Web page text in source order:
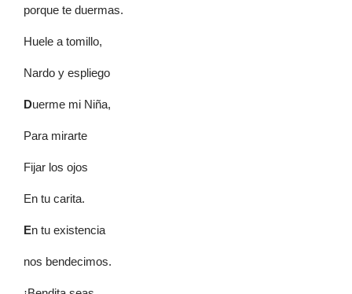
porque te duermas.
Huele a tomillo,
Nardo y espliego
Duerme mi Niña,
Para mirarte
Fijar los ojos
En tu carita.
En tu existencia
nos bendecimos.